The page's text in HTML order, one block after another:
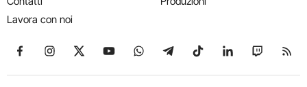
Lavora con noi
Seguici su Facebook
Seguici su Instagram
Seguici su X
Seguici su YouTube
Seguici su WhatsApp
Seguici su Telegram
Seguici su TikTok
Seguici su
Seguici